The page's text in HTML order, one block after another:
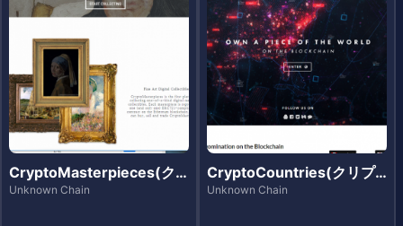
CryptoMasterpieces(ク
リプトマスターピーシズ)
Unknown Chain
CryptoCountries(クリプ
トカントリーズ)
Unknown Chain